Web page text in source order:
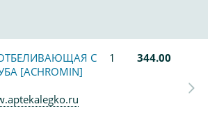
С
[ACHROMIN]
1 344.00